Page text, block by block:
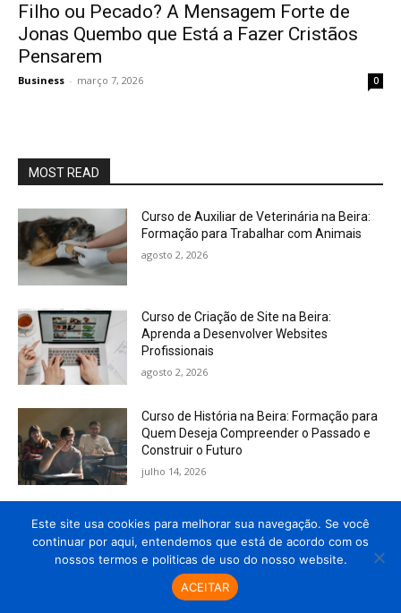
Filho ou Pecado? A Mensagem Forte de
Jonas Quembo que Está a Fazer Cristãos
Pensarem
Business - março 7, 2026 0
MOST READ
Curso de Auxiliar de Veterinária na Beira:
Formação para Trabalhar com Animais
agosto 2, 2026
Curso de Criação de Site na Beira:
Aprenda a Desenvolver Websites
Profissionais
agosto 2, 2026
Curso de História na Beira: Formação para
Quem Deseja Compreender o Passado e
Construir o Futuro
julho 14, 2026
Curso de Gestão Financeira para
Empreendedores na Beira: Aprenda a
Administrar um Negócio com Sucesso
julho 10, 2026
Este site usa cookies para melhorar sua navegação. Se você
continuar por aqui, entendemos que está de acordo com os
nossos termos e politicas de uso do nosso website.
ACEITAR